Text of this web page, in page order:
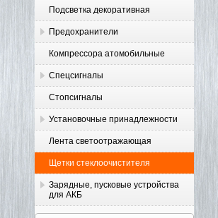
Подсветка декоративная
Предохранители
Компрессора атомобильные
Спецсигналы
Стопсигналы
Установочные принадлежности
Лента светоотражающая
Щетки стеклоочистителя
Зарядные, пусковые устройства
для АКБ